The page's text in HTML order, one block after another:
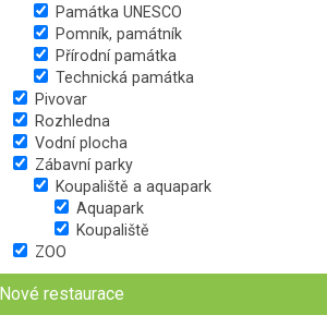
Památka UNESCO
Pomník, památník
Přírodní památka
Technická památka
Pivovar
Rozhledna
Vodní plocha
Zábavní parky
Koupaliště a aquapark
Aquapark
Koupaliště
ZOO
Nové restaurace